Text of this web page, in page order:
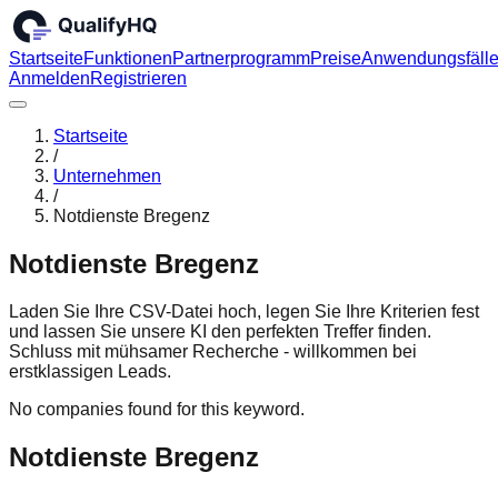
StartseiteFunktionenPartnerprogrammPreiseAnwendungsfälle
AnmeldenRegistrieren
Startseite
/
Unternehmen
/
Notdienste Bregenz
Notdienste Bregenz
Laden Sie Ihre CSV-Datei hoch, legen Sie Ihre Kriterien fest
und lassen Sie unsere KI den perfekten Treffer finden.
Schluss mit mühsamer Recherche - willkommen bei
erstklassigen Leads.
No companies found for this keyword.
Notdienste Bregenz